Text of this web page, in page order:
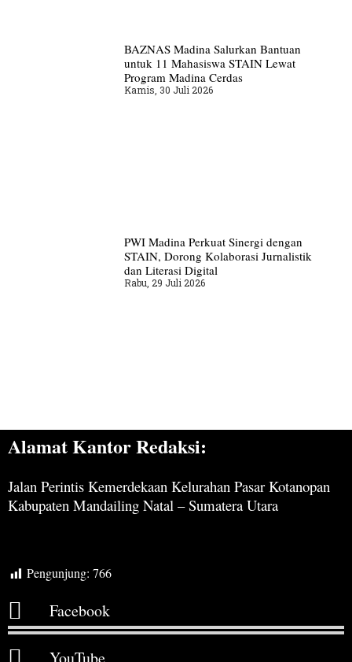
BAZNAS Madina Salurkan Bantuan
untuk 11 Mahasiswa STAIN Lewat
Program Madina Cerdas
Kamis, 30 Juli 2026
PWI Madina Perkuat Sinergi dengan
STAIN, Dorong Kolaborasi Jurnalistik
dan Literasi Digital
Rabu, 29 Juli 2026
Alamat Kantor Redaksi:
Jalan Perintis Kemerdekaan Kelurahan Pasar Kotanopan
Kabupaten Mandailing Natal – Sumatera Utara
Pengunjung: 766
Facebook
YouTube